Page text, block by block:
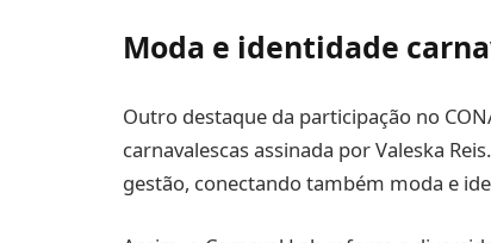
Moda e identidade
Outro destaque da participação no
carnavalescas assinada por Valeska
gestão, conectando também moda e